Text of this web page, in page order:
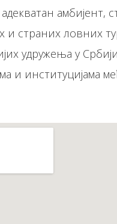
амбијент,
и страних ловних
удружења у
и институцијама